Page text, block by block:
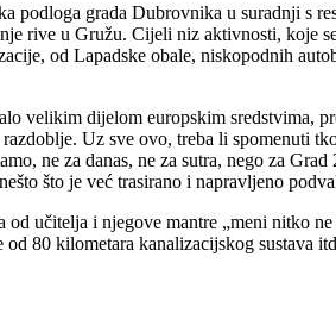
podloga grada Dubrovnika u suradnji s
rive u Gružu. Cijeli niz aktivnosti, koje
od Lapadske obale, niskopodnih
velikim dijelom europskim sredstvima,
Uz sve ovo, treba li spomenuti
ne za danas, ne za sutra, nego za
što je već trasirano i napravljeno
učitelja i njegove mantre „meni nitko
80 kilometara kanalizacijskog